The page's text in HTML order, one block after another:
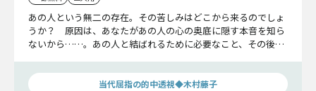
あの人という無二の存在。その苦しみはどこから来るのでしょ
うか？ 原因は、あなたがあの人の心の奥底に隠す本音を知ら
ないから……。あの人と結ばれるために必要なこと、その後の
す。
当代屈指の的中透視◆木村藤子